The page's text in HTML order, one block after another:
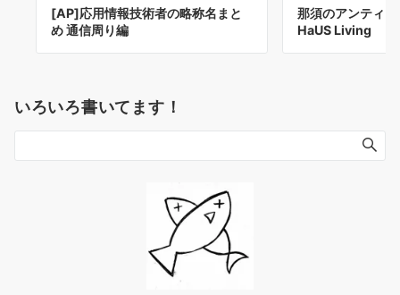
[AP]応用情報技術者の略称名まと
め 通信周り編
那須のアンティ
HaUS Living
いろいろ書いてます！